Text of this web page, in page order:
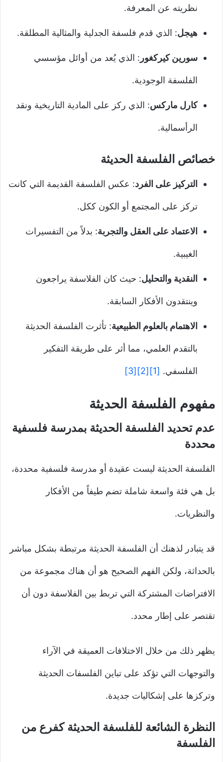
نظريته عن المعرفة.
هيجل: الذي قدم فلسفة الجدلية والمثالية المطلقة.
سورين كيركغور : الذي يُعد من أوائل مؤسسي
الفلسفة الوجودية.
كارل ماركس: الذي ركز على المادية التاريخية ونقد
الرأسمالية.
خصائص الفلسفة الحديثة
التركيز على الفرد: عكس الفلسفة القديمة التي كانت
تركز على المجتمع أو الكون ككل.
الاعتماد على العقل والتجربة: بدلاً من التفسيرات
الغيبية.
النقدية والتحليل: حيث كان الفلاسفة يراجعون
وينتقدون الأفكار السابقة.
الاهتمام بالعلوم الطبيعية: تأثرت الفلسفة الحديثة
بالتقدم العلمي، مما أثر على طريقة التفكير
الفلسفي. [1]
[2]
[3]
مفهوم الفلسفة الحديثة
عدم تحديد الفلسفة الحديثة بمدرسة فلسفية
محددة
الفلسفة الحديثة ليست عقيدة أو مدرسة فلسفية محددة،
بل هي فئة واسعة شاملة تضم طيفاً من الأفكار
والنظريات.
قد يتبادر لذهنك أن الفلسفة الحديثة مرتبطة بشكل مباشر
بالحداثة، ولكن الفهم الصحيح هو أن هناك مجموعة من
الافتراضات المشتركة التي تربط بين الفلاسفة دون أن
تقتصر على إطار محدد.
يظهر ذلك من خلال الاختلافات العميقة في الآراء
والتوجهات التي تؤكد على تباين الفلسفات الحديثة
وتركزها على إشكاليات جديدة.
النظرة الشائعة للفلسفة الحديثة كفرع من
الفلسفة